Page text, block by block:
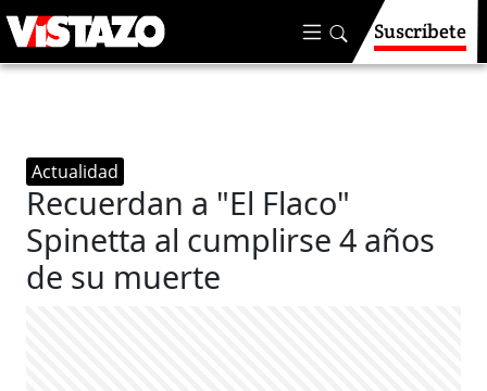
Suscríbete
Actualidad
Recuerdan a "El Flaco"
Spinetta al cumplirse 4 años
de su muerte